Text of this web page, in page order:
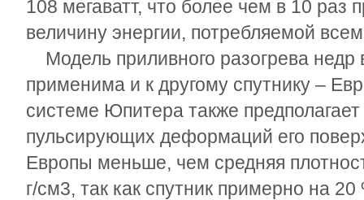
108 мегаватт, что более чем в 10
величину энергии, потребляемой
Модель приливного разогрева недр
применима и к другому спутнику –
системе Юпитера также
пульсирующих деформаций его
Европы меньше, чем средняя
г/см3, так как спутник примерно на